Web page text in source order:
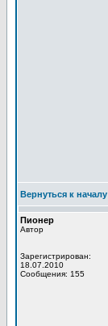
Вернуться к началу
Пионер
Автор
Зарегистрирован:
18.07.2010
Сообщения: 155